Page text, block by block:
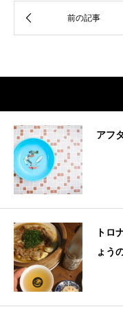
アフ
トロ
ょう